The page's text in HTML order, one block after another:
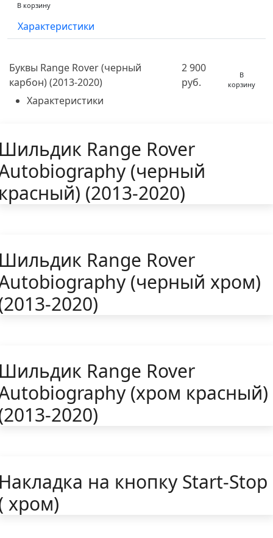
В корзину
Характеристики
Буквы Range Rover (черный
карбон) (2013-2020)
2 900
руб.
В
корзину
Характеристики
Range Rover
(черный
(2013-2020)
Range Rover
(черный хром)
2020)
Range Rover
(хром красный)
2020)
на кнопку Start-Stop
хром)